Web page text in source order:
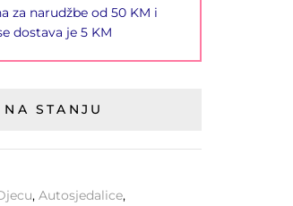
za narudžbe od 50 KM i
dostava je 5 KM
STANJU
,Autosjedalice,